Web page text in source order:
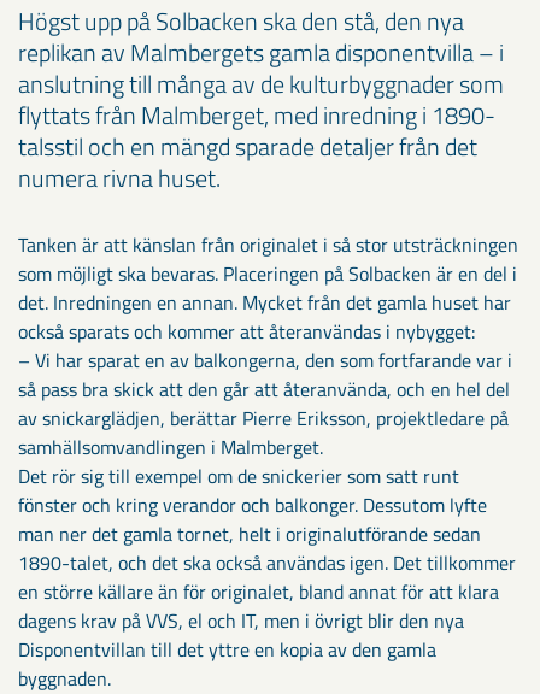
Högst upp på Solbacken ska den stå, den nya
replikan av Malmbergets gamla disponentvilla – i
anslutning till många av de kulturbyggnader som
flyttats från Malmberget, med inredning i 1890-
talsstil och en mängd sparade detaljer från det
numera rivna huset.
Tanken är att känslan från originalet i så stor utsträckningen
som möjligt ska bevaras. Placeringen på Solbacken är en del i
det. Inredningen en annan. Mycket från det gamla huset har
också sparats och kommer att återanvändas i nybygget:
– Vi har sparat en av balkongerna, den som fortfarande var i
så pass bra skick att den går att återanvända, och en hel del
av snickarglädjen, berättar Pierre Eriksson, projektledare på
samhällsomvandlingen i Malmberget.
Det rör sig till exempel om de snickerier som satt runt
fönster och kring verandor och balkonger. Dessutom lyfte
man ner det gamla tornet, helt i originalutförande sedan
1890-talet, och det ska också användas igen. Det tillkommer
en större källare än för originalet, bland annat för att klara
dagens krav på VVS, el och IT, men i övrigt blir den nya
Disponentvillan till det yttre en kopia av den gamla
byggnaden.